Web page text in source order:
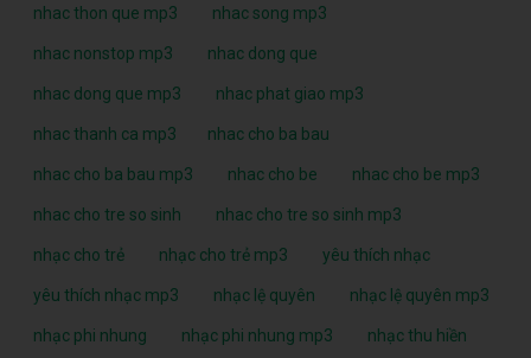
nhac thon que mp3 nhac song mp3
nhac nonstop mp3 nhac dong que
nhac dong que mp3 nhac phat giao mp3
nhac thanh ca mp3 nhac cho ba bau
nhac cho ba bau mp3 nhac cho be nhac cho be mp3
nhac cho tre so sinh nhac cho tre so sinh mp3
nhạc cho trẻ nhạc cho trẻ mp3 yêu thích nhạc
yêu thích nhạc mp3 nhạc lệ quyên nhạc lệ quyên mp3
nhạc phi nhung nhạc phi nhung mp3 nhạc thu hiền